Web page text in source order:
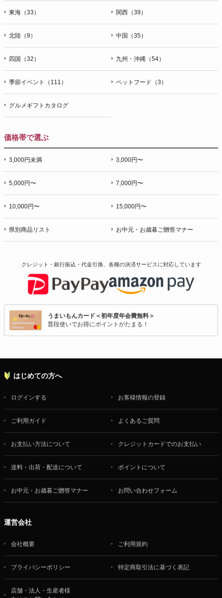
東海（33） 関西（39）
北陸（9） 中国（35）
四国（32） 九州・沖縄（54）
季節イベント（111） ペットフード（3）
グルメギフトカタログ
価格帯で選ぶ
3,000円未満 3,000円〜
5,000円〜 7,000円〜
10,000円〜 15,000円〜
県別商品リスト お中元・お歳暮ご贈答マナー
クレジット・銀行振込・代金引換、各種の決済サービスに対応しています
うまいもんカード＜初年度年会費無料＞
普段使いでお得にポイントがたまる！
はじめての方へ
ログインする お客様情報の登録
ご利用ガイド よくあるご質問
お支払い方法について クレジットカードでのお支払い
送料・出荷・配送について ポイントについて
お中元・お歳暮ご贈答マナー お問い合わせフォーム
運営会社
会社概要 ご利用規約
プライバシーポリシー 特定商取引法に基づく表記
店舗・法人・生産者様